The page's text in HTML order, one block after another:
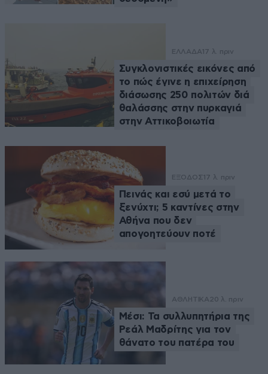
ΕΛΛΑΔΑ 17 λ. πριν
Συγκλονιστικές εικόνες από
το πώς έγινε η επιχείρηση
διάσωσης 250 πολιτών διά
θαλάσσης στην πυρκαγιά
στην Αττικοβοιωτία
ΕΞΟΔΟΣ 17 λ. πριν
Πεινάς και εσύ μετά το
ξενύχτι; 5 καντίνες στην
Αθήνα που δεν
απογοητεύουν ποτέ
ΑΘΛΗΤΙΚΑ 20 λ. πριν
Μέσι: Τα συλλυπητήρια της
Ρεάλ Μαδρίτης για τον
θάνατο του πατέρα του